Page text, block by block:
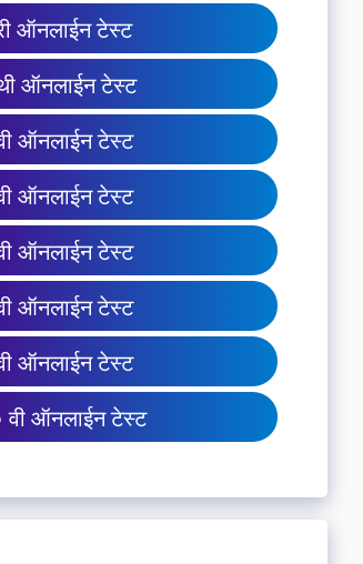
ऑनलाईन टेस्ट
ऑनलाईन टेस्ट
ऑनलाईन टेस्ट
ऑनलाईन टेस्ट
ऑनलाईन टेस्ट
ऑनलाईन टेस्ट
ऑनलाईन टेस्ट
वी ऑनलाईन टेस्ट